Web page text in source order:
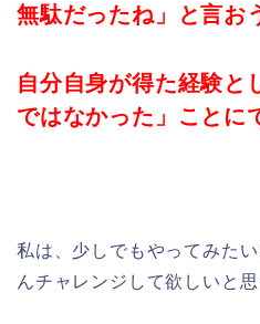
無駄だったね」と言お
自分自身が得た経験と
ではなかった」ことに
私は、少しでもやってみた
んチャレンジして欲しいと思